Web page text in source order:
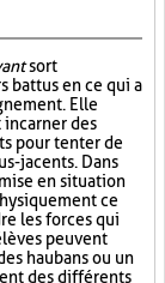
sort
battus en ce qui a
Elle
des
pour tenter de
jacents. Dans
en situation
ce
les forces qui
peuvent
haubans ou un
des différents